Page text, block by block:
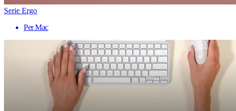
Serie Ergo
Per Mac